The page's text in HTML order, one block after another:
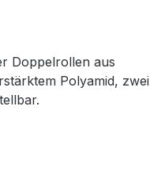
Doppelrollen aus
Polyamid, zwei